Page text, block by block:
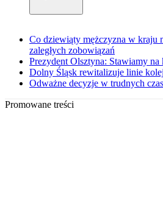
Co dziewiąty mężczyzna w kraju
zaległych zobowiązań
Prezydent Olsztyna: Stawiamy
Dolny Śląsk rewitalizuje linie
Odważne decyzje w trudnych
Promowane treści